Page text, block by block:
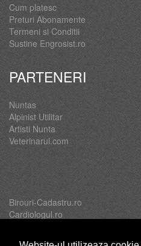
Cum platesc
Preturi Abonamente
Termeni si Conditii
Sustine Engrosist.ro
PARTENERI
Nuntas
Alpinist Utilitar
Artisti Nunta
Veterinarul.com
Birouri-Cadastru.ro
Cardiologul.ro